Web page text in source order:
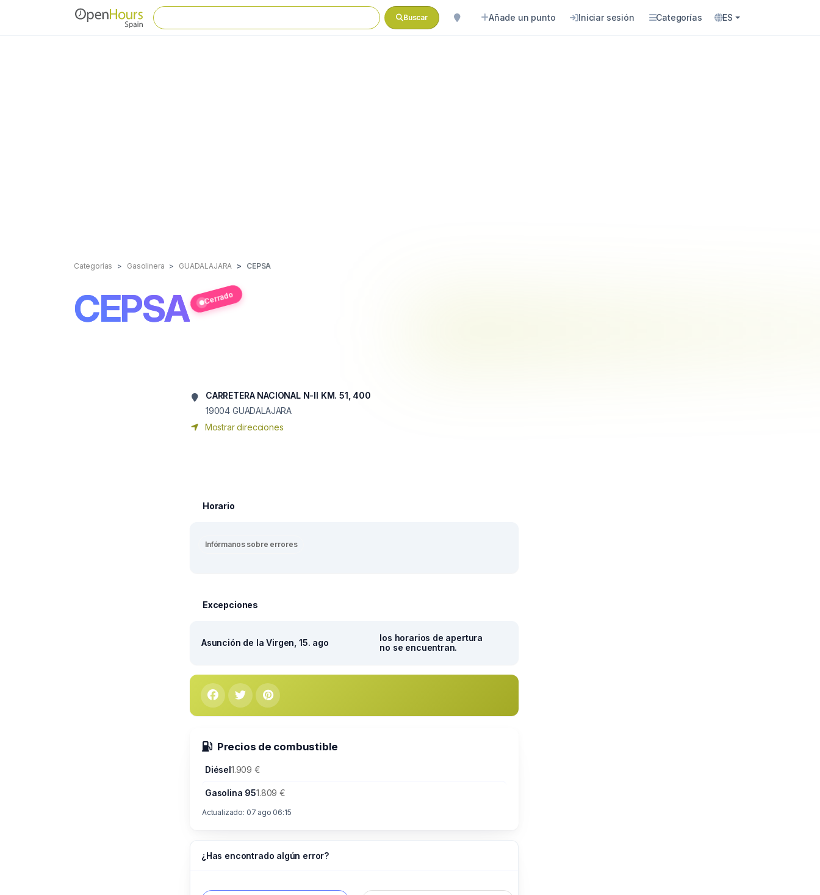
Buscar Añade un punto Iniciar sesión Categorías ES
Categorías Gasolinera GUADALAJARA CEPSA
CEPSA Cerrado
CARRETERA NACIONAL N-II KM. 51, 400
19004 GUADALAJARA
Mostrar direcciones
Horario
Infórmanos sobre errores
Excepciones
Asunción de la Virgen, 15. ago
los horarios de apertura
no se encuentran.
Precios de combustible
Diésel1.909 €
Gasolina 951.809 €
Actualizado: 07 ago 06:15
¿Has encontrado algún error?